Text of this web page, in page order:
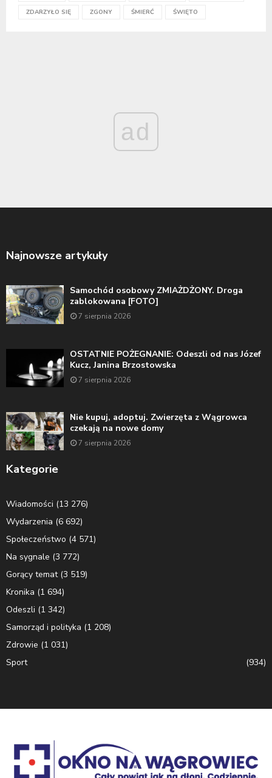
ZDARZYŁO SIĘ ZGONY ŚMIERĆ ŚWIĘTO
ad
Najnowsze artykuły
Samochód osobowy ZMIAŻDŻONY. Droga
zablokowana [FOTO]
7 sierpnia 2026
OSTATNIE POŻEGNANIE: Odeszli od nas Józef
Kucz, Janina Brzostowska
7 sierpnia 2026
Nie kupuj, adoptuj. Zwierzęta z Wągrowca
czekają na nowe domy
7 sierpnia 2026
Kategorie
Wiadomości (13 276)
Wydarzenia (6 692)
Społeczeństwo (4 571)
Na sygnale (3 772)
Gorący temat(3 519)
Kronika (1 694)
Odeszli (1 342)
Samorząd i polityka (1 208)
Zdrowie (1 031)
Sport
(934)